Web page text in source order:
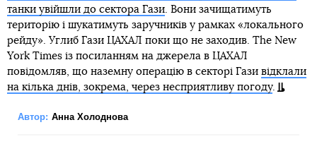
танки увійшли до сектора Гази . Вони зачищатимуть
територію і шукатимуть заручників у рамках «локального
рейду». Углиб Гази ЦАХАЛ поки що не заходив. The New
York Times із посиланням на джерела в ЦАХАЛ
повідомляв, що наземну операцію в секторі Гази відклали
на кілька днів, зокрема, через несприятливу погоду.
Автор: Анна Холоднова